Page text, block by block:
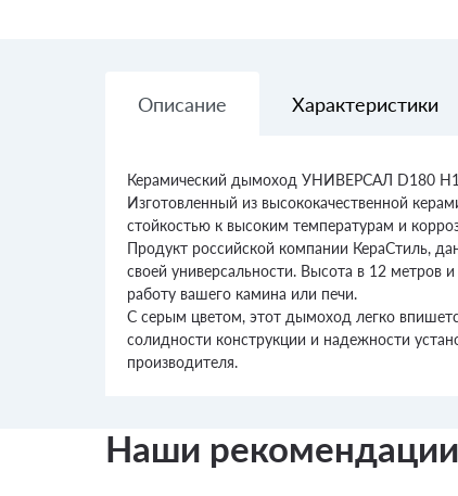
Описание Характеристики
Керамический дымоход УНИВЕРСАЛ D180
Изготовленный из высококачественной
стойкостью к высоким температурам и
Продукт российской компании КераСтиль,
своей универсальности. Высота в 12
работу вашего камина или печи.
С серым цветом, этот дымоход легко
солидности конструкции и надежности
производителя.
Наши рекомендации